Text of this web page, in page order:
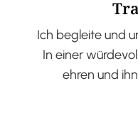
Ich begleite und
In einer
ehren und